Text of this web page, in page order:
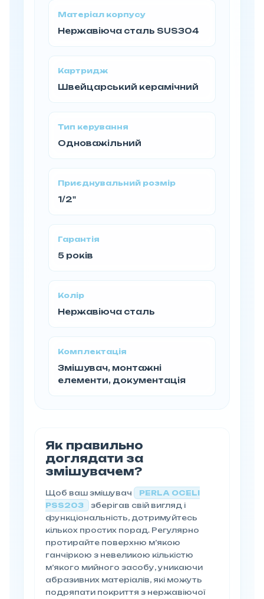
Матеріал корпусу
Нержавіюча сталь SUS304
Картридж
Швейцарський керамічний
Тип керування
Одноважільний
Приєднувальний розмір
1/2"
Гарантія
5 років
Колір
Нержавіюча сталь
Комплектація
Змішувач, монтажні
елементи, документація
Як правильно
доглядати за
змішувачем?
Щоб ваш змішувач
PERLA OCELI
PSS203
зберігав свій вигляд і
функціональність, дотримуйтесь
кількох простих порад. Регулярно
протирайте поверхню м’якою
ганчіркою з невеликою кількістю
м’якого мийного засобу, уникаючи
абразивних матеріалів, які можуть
подряпати покриття з нержавіючої